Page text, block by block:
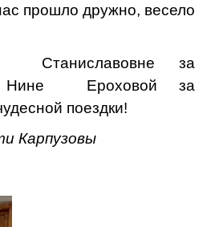
прошло дружно, весело
Станиславовне за
Нине Ероховой за
поездки!
Карпузовы